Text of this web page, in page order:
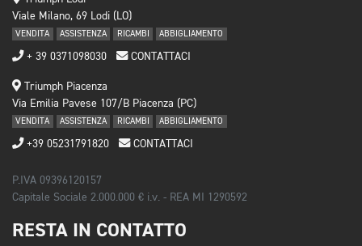
Viale Milano, 69 Lodi (LO)
VENDITA ASSISTENZA RICAMBI ABBIGLIAMENTO
+ 39 0371098030 CONTATTACI
Triumph Piacenza
Via Emilia Pavese 107/B Piacenza (PC)
VENDITA ASSISTENZA RICAMBI ABBIGLIAMENTO
+39 05231791820 CONTATTACI
P.IVA 09396120157
Capitale Sociale 2.000.000 € i.v. - REA MI 1290592
RESTA IN CONTATTO